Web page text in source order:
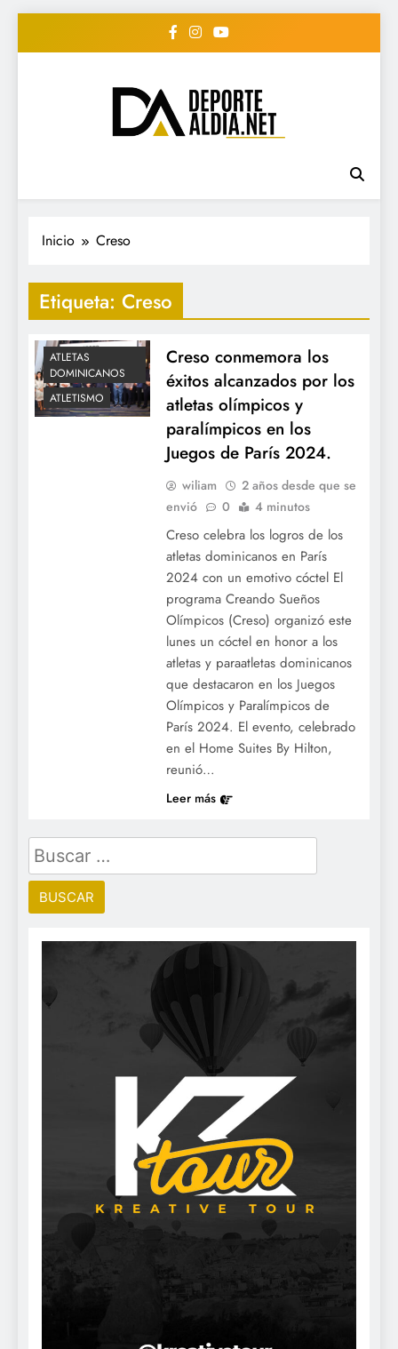
• DEPORTE AL DIA •
"Periodico Deportivo
Digital"
#deportealdiard #deportealdiaperiodico
Inicio Creso
Etiqueta: Creso
ATLETAS
DOMINICANOS
ATLETISMO
Creso conmemora los
éxitos alcanzados por los
atletas olímpicos y
paralímpicos en los
Juegos de París 2024.
wiliam
2 años desde que se
envió
0 4 minutos
Creso celebra los logros de los
atletas dominicanos en París
2024 con un emotivo cóctel El
programa Creando Sueños
Olímpicos (Creso) organizó este
lunes un cóctel en honor a los
atletas y paraatletas dominicanos
que destacaron en los Juegos
Olímpicos y Paralímpicos de
París 2024. El evento, celebrado
en el Home Suites By Hilton,
reunió…
Leer más
Buscar: